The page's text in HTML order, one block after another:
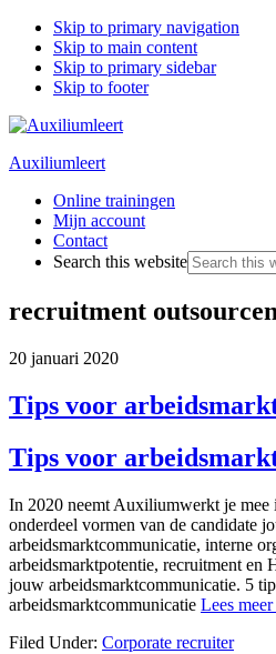
Skip to primary navigation
Skip to main content
Skip to primary sidebar
Skip to footer
Auxiliumleert
Online trainingen
Mijn account
Contact
Search this website
recruitment outsourcen
20 januari 2020
Tips voor
Tips voor
In 2020 neemt Auxiliumwerkt je mee
onderdeel vormen van de candidate
arbeidsmarktcommunicatie, interne
arbeidsmarktpotentie, recruitment en
jouw arbeidsmarktcommunicatie. 5
arbeidsmarktcommunicatie Lees meer
Filed Under: Corporate recruiter